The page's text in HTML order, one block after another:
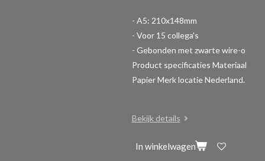
- A5: 210x148mm
- Voor 15 collega's
- Gebonden met zwarte wire-o
Product specificaties Materiaal
Papier Merk locatie Nederland.
Bekijk details
In winkelwagen